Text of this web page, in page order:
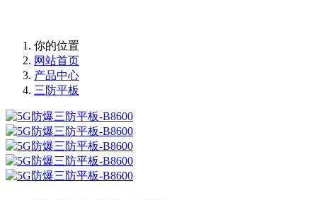
你的位置
网站首页
产品中心
三防平板